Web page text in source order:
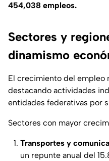
454,038 empleos.
Sectores y
dinamismo
El crecimiento del empleo
destacando actividades
entidades federativas por
Sectores con mayor
Transportes y
un repunte anual del